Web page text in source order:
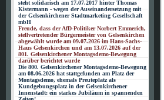
steht solidarisch am 17.07.2017 hinter Thomas
Kistermann - wegen der Auseinandersetzung mit
der Gelsenkirchener Stadtmarketing Gesellschaft
mbH
Freude, dass der AfD-Politiker Norbert Emmerich,
stellvertretender Bürgermeister von Gelsenkirchen
abgewählt wurde am 09.07.2026 im Hans-Sachs-
Haus Gelsenkirchen und am 13.07.2026 auf der
801. Gelsenkirchener Montagsdemo-Bewegung
darüber berichtet wurde
Die 800. Gelsenkirchener Montagsdemo-Bewegung
am 08.06.2026 hat stattgefunden am Platz der
Montagsdemo, ehemals Preuteplatz als
Kundgebungsplatz in der Gelsenkirchener
Innenstadt: ein starkes Jubiläum in spannenden